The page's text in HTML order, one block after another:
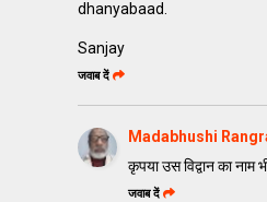
dhanyabaad.
Sanjay
जवाब दें
Madabhushi
कृपया उस विद्वान का नाम
जवाब दें